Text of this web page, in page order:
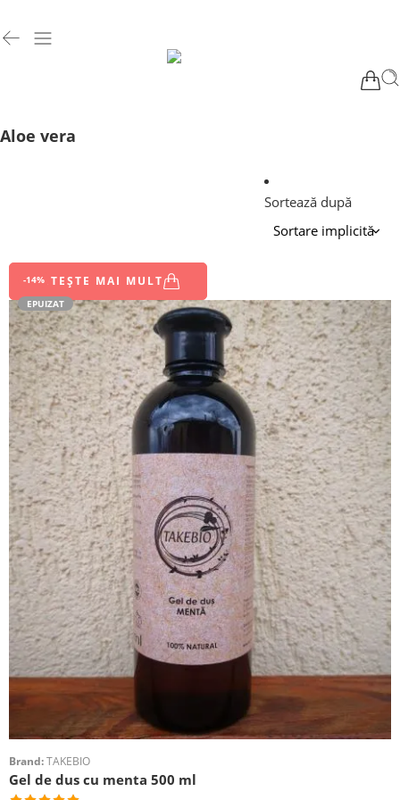
Aloe vera
Sortează după
-14%
EPUIZAT
CITEȘTE MAI MULT
Brand: TAKEBIO
Gel de dus cu menta 500 ml